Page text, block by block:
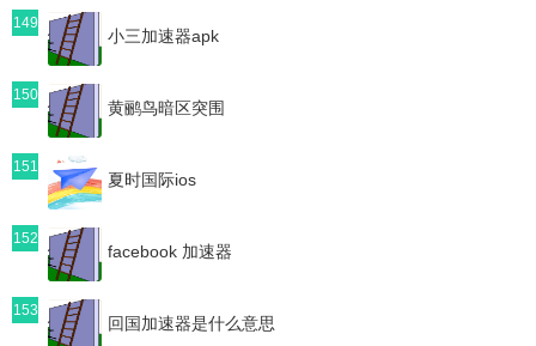
149
小三加速器apk
150
黄鹂鸟暗区突围
151
夏时国际ios
152
facebook 加速器
153
回国加速器是什么意思